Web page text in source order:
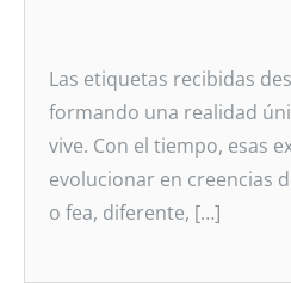
Las etiquetas recibidas
formando una realidad
vive. Con el tiempo, esas
evolucionar en creencias
o fea, diferente, […]